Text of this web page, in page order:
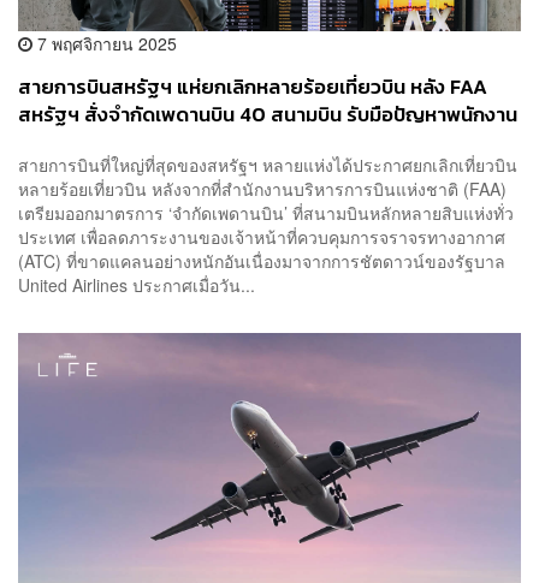
7 พฤศจิกายน 2025
สายการบินสหรัฐฯ แห่ยกเลิกหลายร้อยเที่ยวบิน หลัง FAA
สหรัฐฯ สั่งจำกัดเพดานบิน 40 สนามบิน รับมือปัญหาพนักงาน
สายการบินที่ใหญ่ที่สุดของสหรัฐฯ หลายแห่งได้ประกาศยกเลิกเที่ยวบิน
หลายร้อยเที่ยวบิน หลังจากที่สำนักงานบริหารการบินแห่งชาติ (FAA)
เตรียมออกมาตรการ ‘จำกัดเพดานบิน’ ที่สนามบินหลักหลายสิบแห่งทั่ว
ประเทศ เพื่อลดภาระงานของเจ้าหน้าที่ควบคุมการจราจรทางอากาศ
(ATC) ที่ขาดแคลนอย่างหนักอันเนื่องมาจากการชัตดาวน์ของรัฐบาล
United Airlines ประกาศเมื่อวัน...